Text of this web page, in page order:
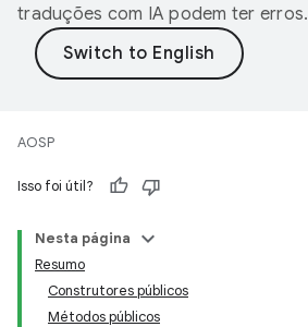
traduções com IA podem ter erros.
AOSP
Isso foi útil?
Nesta página
Resumo
Construtores públicos
Métodos públicos